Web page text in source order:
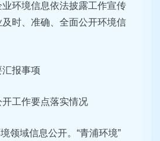
环境信息依法披露工作宣传
时、准确、全面公开环境信
报事项
开工作要点落实情况
领域信息公开。“青浦环境”